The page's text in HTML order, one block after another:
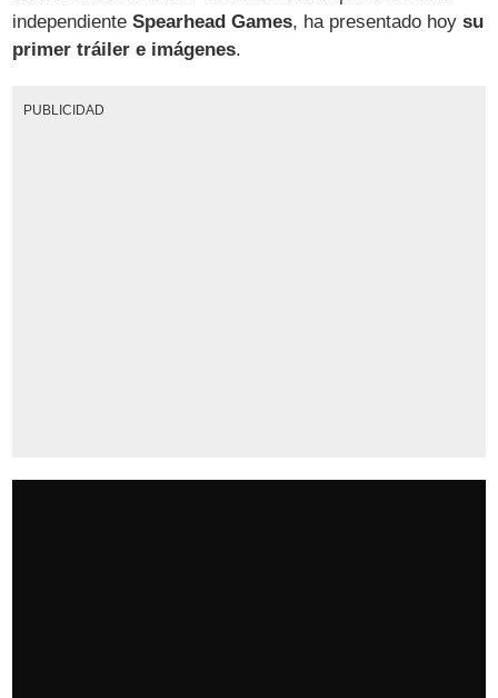
independienteSpearhead Games, ha presentado hoysu
primer tráiler e imágenes.
PUBLICIDAD